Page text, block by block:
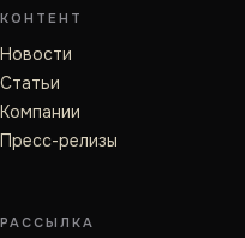
КОНТЕНТ
Новости
Статьи
Компании
Пресс-релизы
РАССЫЛКА